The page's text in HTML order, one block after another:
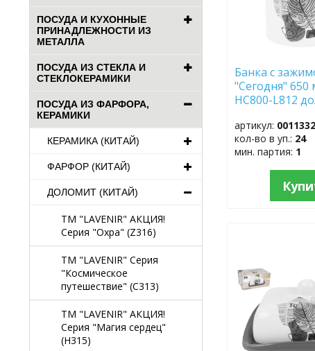
ПОСУДА И КУХОННЫЕ
ПРИНАДЛЕЖНОСТИ ИЗ
МЕТАЛЛА
ПОСУДА ИЗ СТЕКЛА И
СТЕКЛОКЕРАМИКИ
ПОСУДА ИЗ ФАРФОРА,
КЕРАМИКИ
КЕРАМИКА (КИТАЙ)
ФАРФОР (КИТАЙ)
ДОЛОМИТ (КИТАЙ)
TM "LAVENIR" АКЦИЯ!
Серия "Охра" (Z316)
TM "LAVENIR" Серия
"Космическое
путешествие" (C313)
TM "LAVENIR" АКЦИЯ!
Серия "Магия сердец"
(H315)
Банка с
"Сегодня" 650
HC800-L812
артикул:
кол-во в уп.: 24
мин. партия: 1
ИЗБРАННОЕ